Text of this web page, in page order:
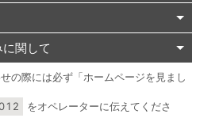
関して
の際には必ず「ホームページを見まし
をオペレーターに伝えてくださ